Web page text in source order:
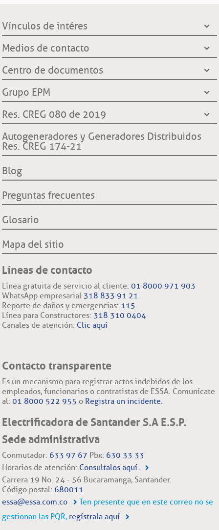
Vínculos de intéres
Presidencia de la República
Ministerio de Minas y Energía
Grupo EPM
Contraloría General de Medellín
Contraloría General de la República
Procuraduría General de la Nación
Superintendencia de Servicios Públicos Domiciliarios SSP
Comisión Regulación de Energía y Gas CREG
Medios de contacto
Líneas de servicio al cliente
Oficinas de atención al cliente
Línea Transparente
Centro de documentos
Notificación por aviso
Ley de protección de datos
Transparencia y accesos a información pública
Grupo EPM
¿Quiénes somos?
Hechos históricos
Proyecto hidroeléctrico Ituango
Filiales nacionales
Filiales internacionales
Res. CREG 080 de 2019
Declaración de cumplimiento reglas de comportamiento
Procedimientos cambio de comercializador y conexión a la
red.
Autogeneradores y Generadores Distribuidos
Res. CREG 174-21
Blog
Preguntas frecuentes
Glosario
Mapa del sitio
Líneas de contacto
Línea gratuita de servicio al cliente:01 8000 971 903
WhatsApp empresarial 318 833 91 21
Reporte de daños y emergencias: 115
Línea para Constructores: 318 310 0404
Canales de atención: Clic aquí
Contacto transparente
Es un mecanismo para registrar actos indebidos de los
empleados, funcionarios o contratistas de ESSA. Comunícate
al:01 8000 522 955 o Registra un incidente.
Electrificadora de Santander S.A E.S.P.
Sede administrativa
Conmutador: 633 97 67 Pbx: 630 33 33
Horarios de atención: Consultalos aquí.
Carrera 19 No. 24 - 56 Bucaramanga, Santander.
Código postal: 680011
essa@essa.com.co
Ten presente que en este correo no se
gestionan las PQR, regístrala aquí